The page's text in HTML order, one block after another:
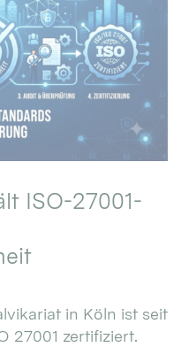
ISO-27001-
in Köln ist seit
27001 zertifiziert.